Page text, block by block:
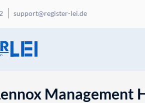
support@register-lei.de
Management